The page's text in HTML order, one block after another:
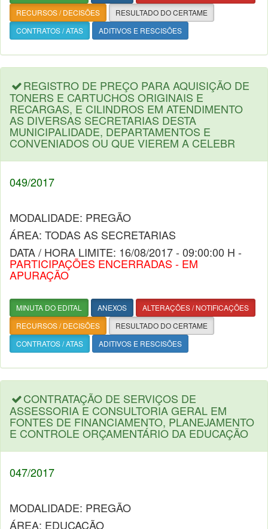
RECURSOS / DECISÕES
RESULTADO DO CERTAME
CONTRATOS / ATAS
ADITIVOS E RESCISÕES
REGISTRO DE PREÇO PARA AQUISIÇÃO DE
TONERS E CARTUCHOS ORIGINAIS E
RECARGAS, E CILINDROS EM ATENDIMENTO
AS DIVERSAS SECRETARIAS DESTA
MUNICIPALIDADE, DEPARTAMENTOS E
CONVENIADOS OU QUE VIEREM A CELEBR
049/2017
MODALIDADE: PREGÃO
ÁREA: TODAS AS SECRETARIAS
DATA / HORA LIMITE: 16/08/2017 - 09:00:00 H -
PARTICIPAÇÕES ENCERRADAS - EM
APURAÇÃO
MINUTA DO EDITAL ANEXOS
ALTERAÇÕES / NOTIFICAÇÕES
RECURSOS / DECISÕES
RESULTADO DO CERTAME
CONTRATOS / ATAS
ADITIVOS E RESCISÕES
CONTRATAÇÃO DE SERVIÇOS DE
ASSESSORIA E CONSULTORIA GERAL EM
FONTES DE FINANCIAMENTO, PLANEJAMENTO
E CONTROLE ORÇAMENTÁRIO DA EDUCAÇÃO
047/2017
MODALIDADE: PREGÃO
ÁREA: EDUCAÇÃO